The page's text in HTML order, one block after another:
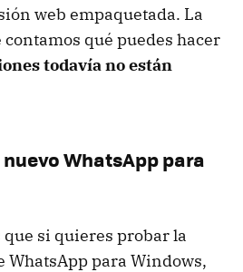
web empaquetada. La
qué puedes hacer
todavía no están
WhatsApp para
si quieres probar la
WhatsApp para Windows,